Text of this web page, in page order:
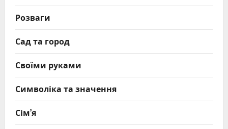
Розваги
Сад та город
Своїми руками
Символіка та значення
Сім’я